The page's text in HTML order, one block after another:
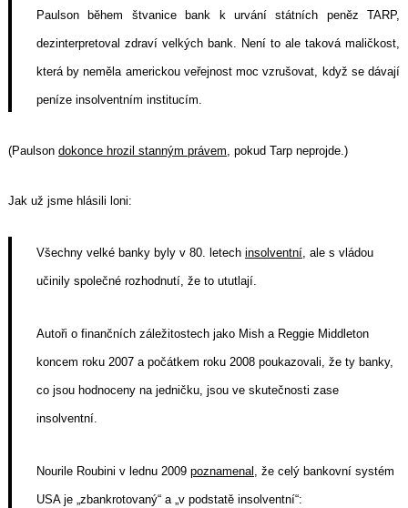
Paulson během štvanice bank k urvání státních peněz TARP,
dezinterpretoval zdraví velkých bank. Není to ale taková maličkost,
která by neměla americkou veřejnost moc vzrušovat, když se dávají
peníze insolventním institucím.
(Paulson dokonce hrozil stanným právem, pokud Tarp neprojde.)
Jak už jsme hlásili loni:
Všechny velké banky byly v 80. letech insolventní, ale s vládou
učinily společné rozhodnutí, že to ututlají.
Autoři o finančních záležitostech jako Mish a Reggie Middleton
koncem roku 2007 a počátkem roku 2008 poukazovali, že ty banky,
co jsou hodnoceny na jedničku, jsou ve skutečnosti zase
insolventní.
Nourile Roubini v lednu 2009 poznamenal , že celý bankovní systém
USA je „zbankrotovaný“ a „v podstatě insolventní“: